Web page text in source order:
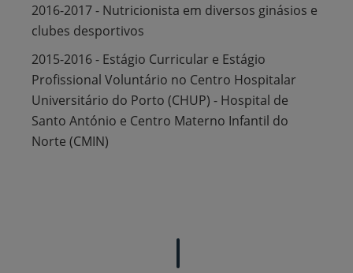
2016-2017 - Nutricionista em diversos ginásios e
clubes desportivos
2015-2016 - Estágio Curricular e Estágio
Profissional Voluntário no Centro Hospitalar
Universitário do Porto (CHUP) - Hospital de
Santo António e Centro Materno Infantil do
Norte (CMIN)